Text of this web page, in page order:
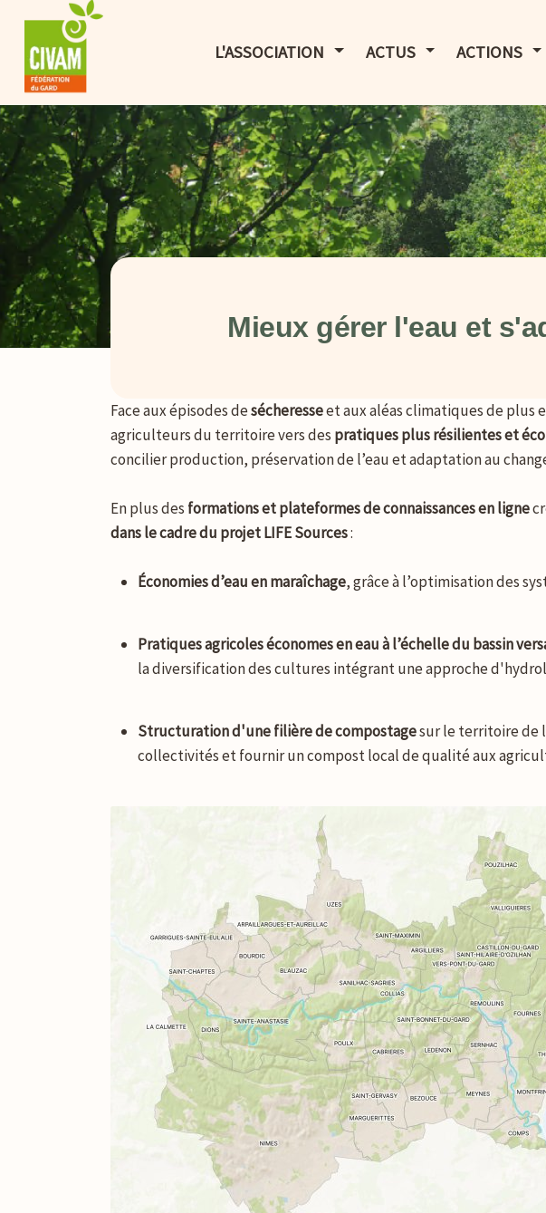
L'ASSOCIATION AFFICHER LE MENU
ACTUS AFFICHER LE MENU
ACTIONS
Mieux gérer l'eau et
Face aux épisodes desécheresseet aux aléas climatiques de plus
agriculteurs du territoire vers des pratiques plus résilientes et
concilier production, préservation de l’eau et adaptation au
En plus des formations et plateformes de connaissances en ligne
dans le cadre du projet LIFE Sources:
Économies d’eau en maraîchage, grâce à l’optimisation des
Pratiques agricoles économes en eau à l’échelle du bassin
la diversification des cultures intégrant une approche
Structuration d'une filière de compostagesur le territoire de
collectivités et fournir un compost local de qualité aux